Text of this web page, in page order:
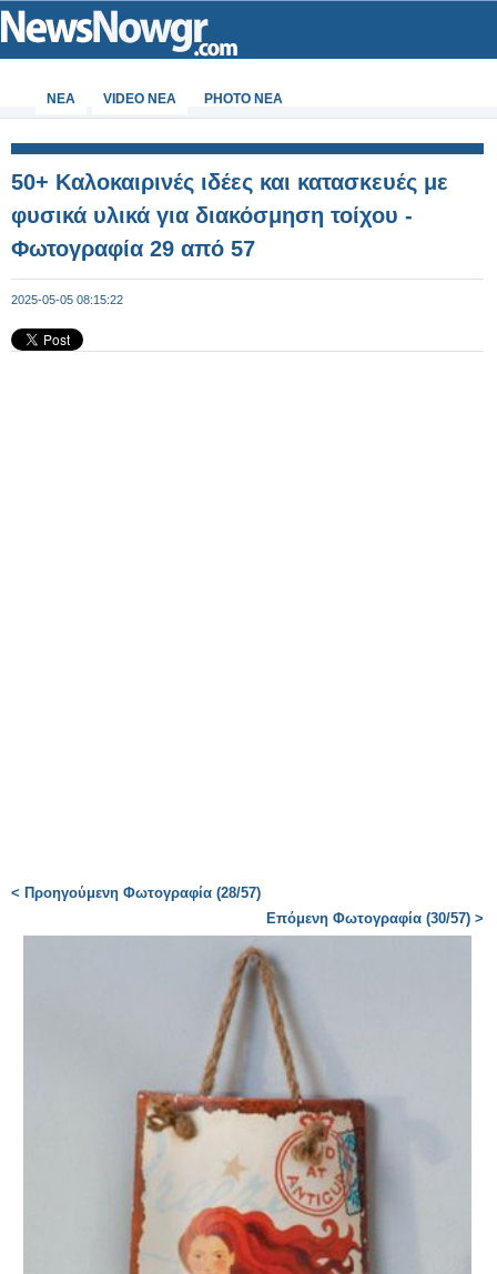
ΝΕΑ VIDEO NEA PHOTO NEA
50+ Καλοκαιρινές ιδέες και κατασκευές με
φυσικά υλικά για διακόσμηση τοίχου -
Φωτογραφία 29 από 57
2025-05-05 08:15:22
< Προηγούμενη Φωτογραφία (28/57)
Επόμενη Φωτογραφία (30/57) >